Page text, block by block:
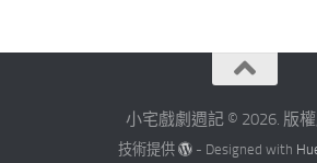
小宅戲劇週記 © 2026. 版權
技術提供 - Designed with